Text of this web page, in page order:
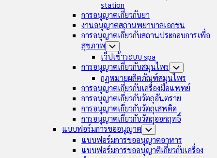
station
การอนุญาตเกี่ยวกับยา
งานอนุญาตสถานพยาบาลเอกชน
การอนุญาตเกี่ยวกับสถานประกอบการเพื่อ
สุขภาพ Toggle
Child
Menu
เว็ปเข้าระบบ spa
การอนุญาตเกี่ยวกับสมุนไพร Toggle
Child
Menu
กฏหมายผลิตภัณฑ์สมุนไพร
การอนุญาตเกี่ยวกับเครื่องมือแพทย์
การอนุญาตเกี่ยวกับวัตถุอันตราย
การอนุญาตเกี่ยวกับวัตถุเสพติด
การอนุญาตเกี่ยวกับวัตถุออกฤทธิ์
แบบฟอร์มการขออนุญาต Toggle
Child
Menu
แบบฟอร์มการขออนุญาตอาหาร
แบบฟอร์มการขออนุญาติเกี่ยวกับเครื่อง